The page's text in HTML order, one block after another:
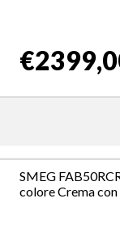
SMEG
colore Crema